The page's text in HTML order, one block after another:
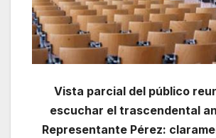
Vista parcial del público
escuchar el trascendental
Representante Pérez: